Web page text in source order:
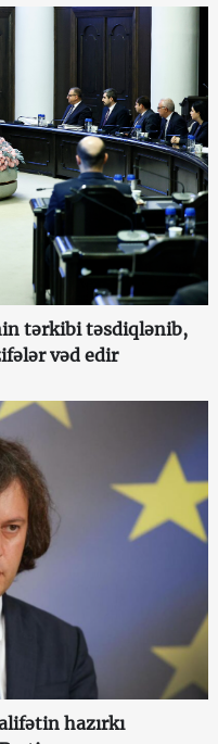
tərkibi təsdiqlənib,
vəd edir
hazırkı